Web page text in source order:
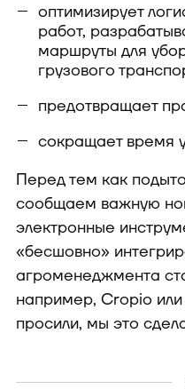
оптимизирует
работ,
маршруты для
грузового
предотвращает
сокращает время
Перед тем как
сообщаем важную
электронные
«бесшовно»
агроменеджмента
например, Сropio
просили, мы это